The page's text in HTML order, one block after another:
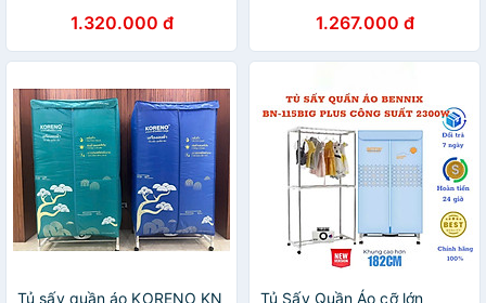
1.320.000 đ 1.267.000 đ
Tủ sấy quần áo KORENO KN
Tủ Sấy Quần Áo cỡ lớn